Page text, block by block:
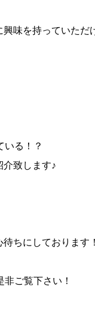
味を持っていた
いる！？
致します♪
ちにしております！
ご覧下さい！